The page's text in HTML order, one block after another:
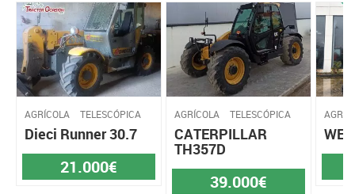
AGRÍCOLA TELESCÓPICA
Dieci Runner 30.7
21.000€
AGRÍCOLA TELESCÓPICA
CATERPILLAR
TH357D
39.000€